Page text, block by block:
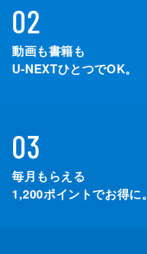
02
動画も書籍も
U-NEXTひとつでOK。
03
毎月もらえる
1,200ポイントでお得に。